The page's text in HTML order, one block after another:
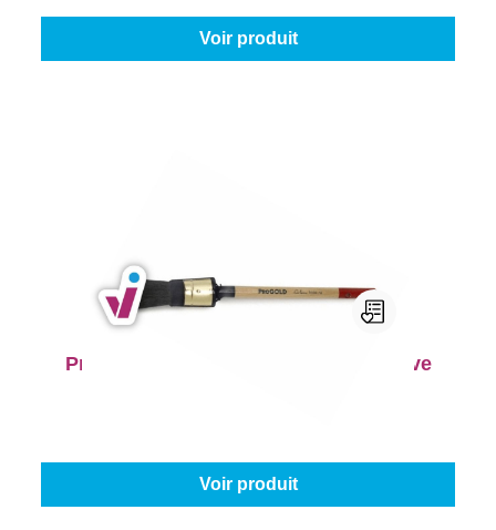
Voir produit
ProGold Brosse Ronde 7000 Exclusive
Voir produit